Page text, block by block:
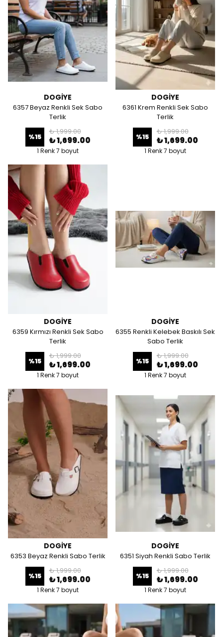
DOGİYE
6357 Beyaz Renkli Sek Sabo
Terlik
%15
₺ 1,999.00
₺ 1,699.00
1 Renk 7 boyut
DOGİYE
6361 Krem Renkli Sek Sabo
Terlik
%15
₺ 1,999.00
₺ 1,699.00
1 Renk 7 boyut
DOGİYE
6359 Kırmızı Renkli Sek Sabo
Terlik
%15
₺ 1,999.00
₺ 1,699.00
1 Renk 7 boyut
DOGİYE
6355 Renkli Kelebek Baskılı Sek
Sabo Terlik
%15
₺ 1,999.00
₺ 1,699.00
1 Renk 7 boyut
DOGİYE
6353 Beyaz Renkli Sabo Terlik
%15
₺ 1,999.00
₺ 1,699.00
1 Renk 7 boyut
DOGİYE
6351 Siyah Renkli Sabo Terlik
%15
₺ 1,999.00
₺ 1,699.00
1 Renk 7 boyut